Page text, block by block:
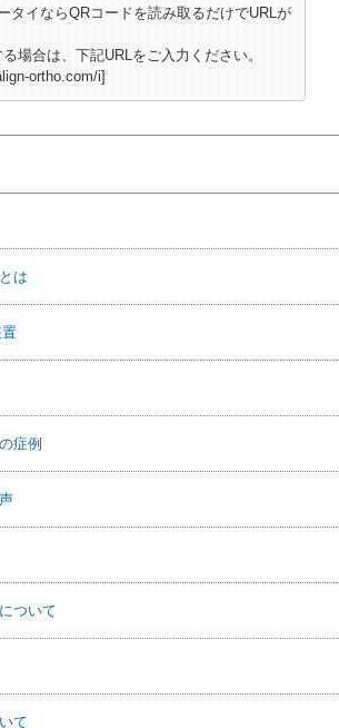
タイならQRコードを読み取るだけでURLが
場合は、下記URLをご入力ください。
ortho.com/i]
は
症例
ついて
て